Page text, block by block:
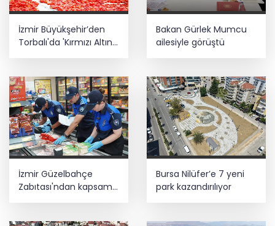
İzmir Büyükşehir’den
Torbalı'da 'Kırmızı Altın'
Bakan Gürlek Mumcu
ailesiyle görüştü
İzmir Güzelbahçe
Zabıtası'ndan kapsamlı
Bursa Nilüfer’e 7 yeni
park kazandırılıyor